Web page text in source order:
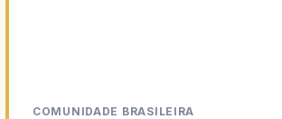
COMUNIDADE BRASILEIRA